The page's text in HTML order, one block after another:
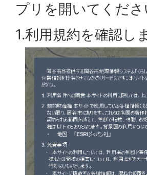
プリを開いてくださ
1.利用規約を確認し